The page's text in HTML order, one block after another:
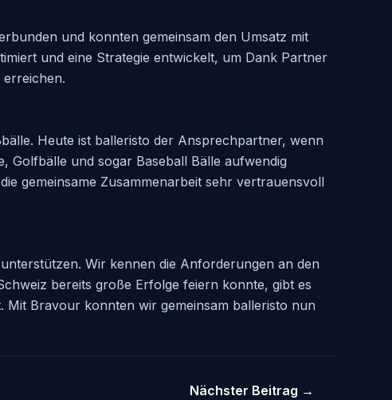
und konnten gemeinsam den Umsatz mit
und eine Strategie entwickelt, um Dank Partner
Heute ist balleristo der Ansprechpartner, wenn
Golfbälle und sogar Baseball Bälle aufwendig
gemeinsame Zusammenarbeit sehr vertrauensvoll
Wir kennen die Anforderungen an den
bereits große Erfolge feiern konnte, gibt es
Bravour konnten wir gemeinsam balleristo nun
Nächster Beitrag →